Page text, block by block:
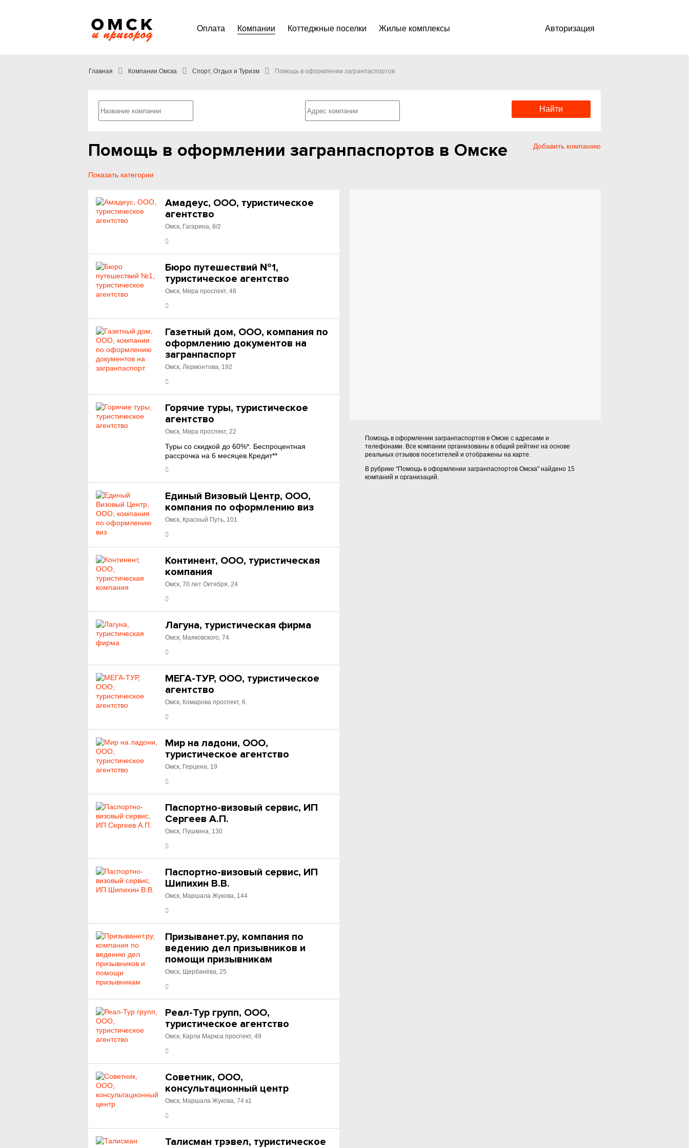
Оплата Компании Коттеджные поселки Жилые комплексы Авторизация
Главная Компании Омска Спорт, Отдых и Туризм Помощь в оформлении загранпаспортов
Добавить компанию
Помощь в оформлении загранпаспортов в Омске
Показать категории
Амадеус, ООО, туристическое
агентство
Омск, Гагарина, 8/2
Бюро путешествий №1,
туристическое агентство
Омск, Мира проспект, 48
Газетный дом, ООО, компания по
оформлению документов на
загранпаспорт
Омск, Лермонтова, 192
Горячие туры, туристическое
агентство
Омск, Мира проспект, 22
Туры со скидкой до 60%*. Беспроцентная
рассрочка на 6 месяцев.Кредит**
Единый Визовый Центр, ООО,
компания по оформлению виз
Омск, Красный Путь, 101
Континент, ООО, туристическая
компания
Омск, 70 лет Октября, 24
Лагуна, туристическая фирма
Омск, Маяковского, 74
МЕГА-ТУР, ООО, туристическое
агентство
Омск, Комарова проспект, 6
Мир на ладони, ООО,
туристическое агентство
Омск, Герцена, 19
Паспортно-визовый сервис, ИП
Сергеев А.П.
Омск, Пушкина, 130
Паспортно-визовый сервис, ИП
Шипихин В.В.
Омск, Маршала Жукова, 144
Призыванет.ру, компания по
ведению дел призывников и
помощи призывникам
Омск, Щербанёва, 25
Реал-Тур групп, ООО,
туристическое агентство
Омск, Карла Маркса проспект, 49
Советник, ООО,
консультационный центр
Омск, Маршала Жукова, 74 к1
Талисман трэвел, туристическое
Помощь в оформлении загранпаспортов в Омске с адресами и
телефонами. Все компании организованы в общий рейтинг на основе
реальных отзывов посетителей и отображены на карте.
В рубрике "Помощь в оформлении загранпаспортов Омска" найдено 15
компаний и организаций.